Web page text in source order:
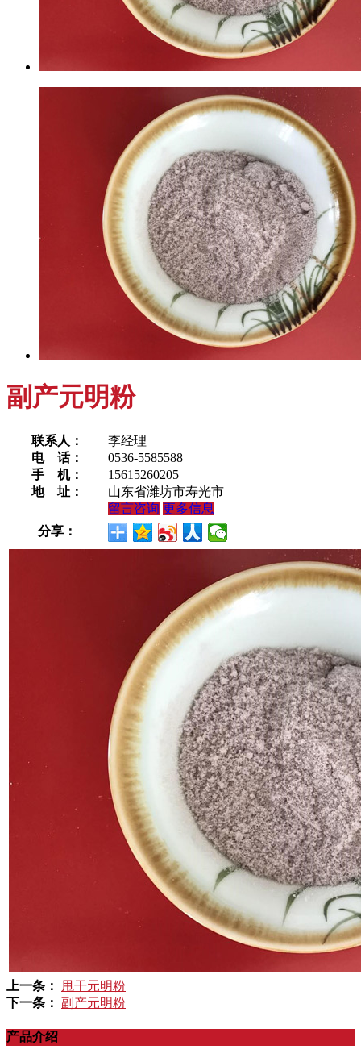
副产元明粉
联系人：
李经理
电 话：
0536-5585588
手 机：
15615260205
地 址：
山东省潍坊市寿光市
留言咨询 更多信息
分享：
上一条：
甩干元明粉
下一条： 副产元明粉
产品介绍